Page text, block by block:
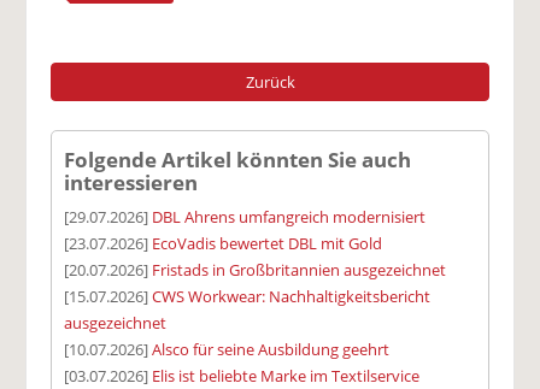
Zurück
Folgende Artikel könnten Sie auch
interessieren
[29.07.2026] DBL Ahrens umfangreich modernisiert
[23.07.2026] EcoVadis bewertet DBL mit Gold
[20.07.2026] Fristads in Großbritannien ausgezeichnet
[15.07.2026]CWS Workwear: Nachhaltigkeitsbericht
ausgezeichnet
[10.07.2026]Alsco für seine Ausbildung geehrt
[03.07.2026] Elis ist beliebte Marke im Textilservice